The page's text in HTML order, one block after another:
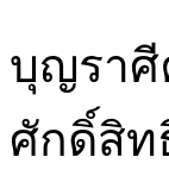
บุญราศี
ศักดิ์สิท